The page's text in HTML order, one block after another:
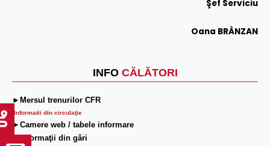
INFO CĂLĂTORI
►Mersul trenurilor CFR
Informatii din circulaţie
►Camere web / tabele informare
►Informaţii din gări
Şef Serviciu
Oana BRÂNZAN